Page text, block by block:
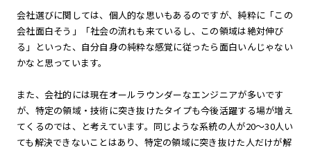
会社選びに関しては、個人的な思いもあるのですが、純粋に「この
会社面白そう」「社会の流れも来ているし、この領域は絶対伸び
る」といった、自分自身の純粋な感覚に従ったら面白いんじゃない
かなと思っています。
また、会社的には現在オールラウンダーなエンジニアが多いです
が、特定の領域・技術に突き抜けたタイプも今後活躍する場が増え
てくるのでは、と考えています。同じような系統の人が20〜30人い
ても解決できないことはあり、特定の領域に突き抜けた人だけが解